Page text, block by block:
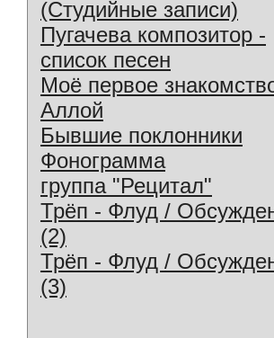
(Студийные записи)
Пугачева композитор -
список песен
Моё первое
Аллой
Бывшие поклонники
Фонограмма
группа "Рецитал"
Трёп - Флуд /
(2)
Трёп - Флуд /
(3)